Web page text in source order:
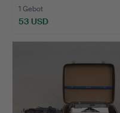
1 Gebot
53 USD